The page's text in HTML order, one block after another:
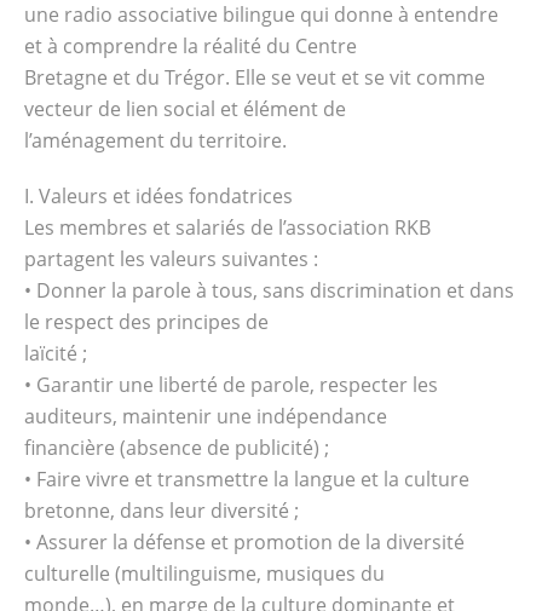
une radio associative bilingue qui donne à entendre
et à comprendre la réalité du Centre
Bretagne et du Trégor. Elle se veut et se vit comme
vecteur de lien social et élément de
l’aménagement du territoire.
I. Valeurs et idées fondatrices
Les membres et salariés de l’association RKB
partagent les valeurs suivantes :
• Donner la parole à tous, sans discrimination et dans
le respect des principes de
laïcité ;
• Garantir une liberté de parole, respecter les
auditeurs, maintenir une indépendance
financière (absence de publicité) ;
• Faire vivre et transmettre la langue et la culture
bretonne, dans leur diversité ;
• Assurer la défense et promotion de la diversité
culturelle (multilinguisme, musiques du
monde…), en marge de la culture dominante et